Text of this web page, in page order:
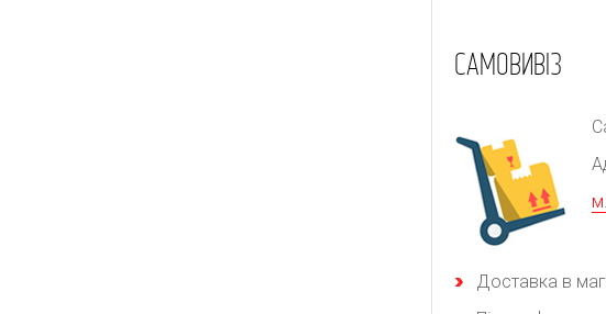
САМОВИВІЗ
Доставка в